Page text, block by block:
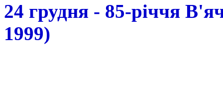
24 грудня - 85-річчя
1999)